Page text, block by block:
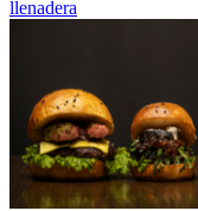
llenadera